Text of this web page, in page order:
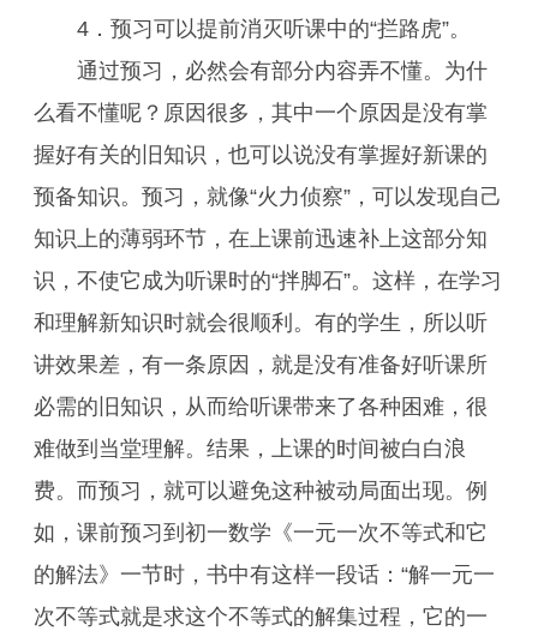
4．预习可以提前消灭听课中的“拦路虎”。
通过预习，必然会有部分内容弄不懂。为什
么看不懂呢？原因很多，其中一个原因是没有掌
握好有关的旧知识，也可以说没有掌握好新课的
预备知识。预习，就像“火力侦察”，可以发现自己
知识上的薄弱环节，在上课前迅速补上这部分知
识，不使它成为听课时的“拌脚石”。这样，在学习
和理解新知识时就会很顺利。有的学生，所以听
讲效果差，有一条原因，就是没有准备好听课所
必需的旧知识，从而给听课带来了各种困难，很
难做到当堂理解。结果，上课的时间被白白浪
费。而预习，就可以避免这种被动局面出现。例
如，课前预习到初一数学《一元一次不等式和它
的解法》一节时，书中有这样一段话：“解一元一
次不等式就是求这个不等式的解集过程，它的一